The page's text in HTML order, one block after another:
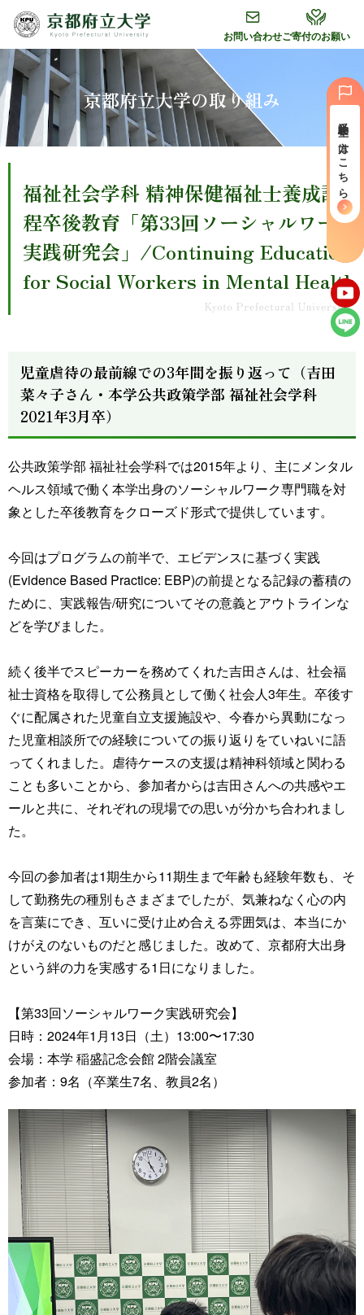
ー
バ
ル
ナ
ビ
ゲ
へ
タ
ー
へ
ご寄付のお願い
お問い合わせ
京都府立大学の取り組み
福祉社会学科 精神保健福祉士養成課
程卒後教育「第33回ソーシャルワーク
実践研究会」/Continuing Education
for Social Workers in Mental Health
児童虐待の最前線での3年間を振り返って（吉田
菜々子さん・本学公共政策学部 福祉社会学科
2021年3月卒）
公共政策学部 福祉社会学科では2015年より、主にメンタル
ヘルス領域で働く本学出身のソーシャルワーク専門職を対
象とした卒後教育をクローズド形式で提供しています。
今回はプログラムの前半で、エビデンスに基づく実践
(Evidence Based Practice: EBP)の前提となる記録の蓄積の
ために、実践報告/研究についてその意義とアウトラインな
どを学びました。
続く後半でスピーカーを務めてくれた吉田さんは、社会福
祉士資格を取得して公務員として働く社会人3年生。卒後す
ぐに配属された児童自立支援施設や、今春から異動になっ
た児童相談所での経験についての振り返りをていねいに語
ってくれました。虐待ケースの支援は精神科領域と関わる
ことも多いことから、参加者からは吉田さんへの共感やエ
ールと共に、それぞれの現場での思いが分かち合われまし
た。
今回の参加者は1期生から11期生まで年齢も経験年数も、そ
して勤務先の種別もさまざまでしたが、気兼ねなく心の内
を言葉にでき、互いに受け止め合える雰囲気は、本当にか
けがえのないものだと感じました。改めて、京都府大出身
という絆の力を実感する1日になりました。
【第33回ソーシャルワーク実践研究会】
日時：2024年1月13日（土）13:00〜17:30
会場：本学 稲盛記念会館 2階会議室
参加者：9名（卒業生7名、教員2名）
受験⽣の⽅はこちら